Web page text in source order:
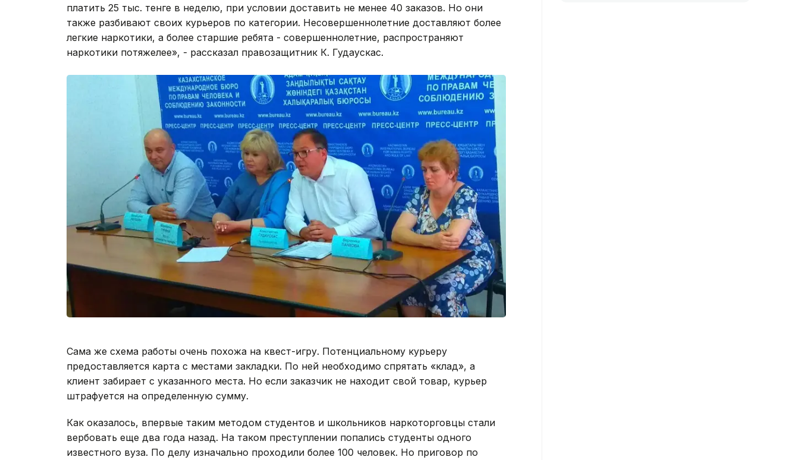
платить 25 тыс. тенге в неделю, при условии доставить не менее 40 заказов. Но они
также разбивают своих курьеров по категории. Несовершеннолетние доставляют более
легкие наркотики, а более старшие ребята - совершеннолетние, распространяют
наркотики потяжелее», - рассказал правозащитник К. Гудаускас.
Сама же схема работы очень похожа на квест-игру. Потенциальному курьеру
предоставляется карта с местами закладки. По ней необходимо спрятать «клад», а
клиент забирает с указанного места. Но если заказчик не находит свой товар, курьер
штрафуется на определенную сумму.
Как оказалось, впервые таким методом студентов и школьников наркоторговцы стали
вербовать еще два года назад. На таком преступлении попались студенты одного
известного вуза. По делу изначально проходили более 100 человек. Но приговор по